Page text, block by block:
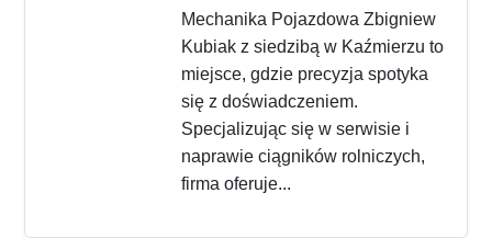
Mechanika Pojazdowa Zbigniew
Kubiak z siedzibą w Kaźmierzu to
miejsce, gdzie precyzja spotyka
się z doświadczeniem.
Specjalizując się w serwisie i
naprawie ciągników rolniczych,
firma oferuje...